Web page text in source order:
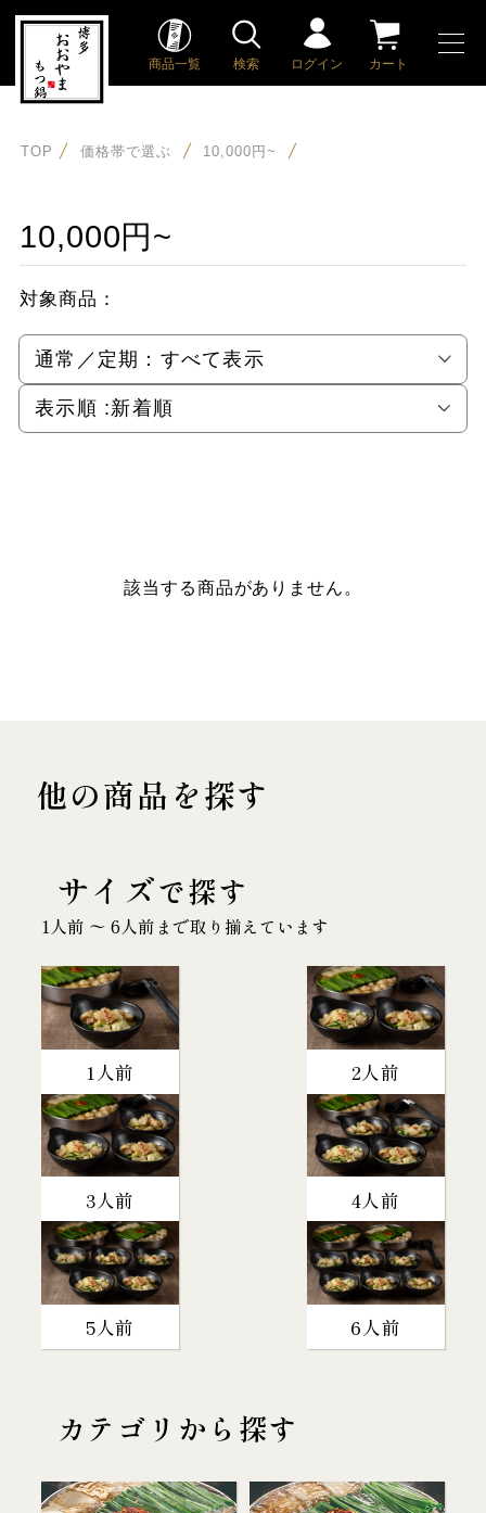
商品一覧 検索 ログイン カート
TOP 価格帯で選ぶ 10,000円~
10,000円~
対象商品：
通常／定期： すべて表示
表示順 :新着順
該当する商品がありません。
他の商品を探す
サイズで探す
1人前 〜 6人前まで取り揃えています
1人前 2人前
3人前 4人前
5人前 6人前
カテゴリから探す